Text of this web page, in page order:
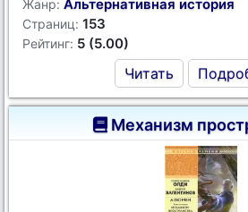
Жанр: Альтернативная история
Страниц: 153
Рейтинг: 5 (5.00)
Читать
Механизм